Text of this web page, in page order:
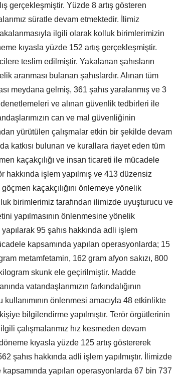
gerçekleşmiştir. Yüzde 8 artış gösteren
süratle devam etmektedir. İlimiz
ilgili olarak kolluk birimlerimizin
kıyasla yüzde 152 artış gerçekleşmiştir.
teslim edilmiştir. Yakalanan şahısların
aranması bulanan şahıslardır. Alınan tüm
meydana gelmiş, 361 şahıs yaralanmış ve 3
denetlemeleri ve alınan güvenlik tedbirleri ile
can ve mal güvenliğinin
yürütülen çalışmalar etkin bir şekilde devam
katkısı bulunan ve kurallara riayet eden tüm
kaçakçılığı ve insan ticareti ile mücadele
işlem yapılmış ve 413 düzensiz
kaçakçılığını önlemeye yönelik
birimlerimiz tarafından ilimizde uyuşturucu ve
yapılmasının önlenmesine yönelik
95 şahıs hakkında adli işlem
kapsamında yapılan operasyonlarda; 15
metamfetamin, 162 gram afyon sakızı, 800
skunk ele geçirilmiştir. Madde
vatandaşlarımızın farkındalığının
kullanımının önlenmesi amacıyla 48 etkinlikte
bilgilendirme yapılmıştır. Terör örgütlerinin
çalışmalarımız hız kesmeden devam
kıyasla yüzde 125 artış göstererek
şahıs hakkında adli işlem yapılmıştır. İlimizde
yapılan operasyonlarda 67 bin 737